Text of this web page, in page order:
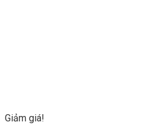
Giảm giá!